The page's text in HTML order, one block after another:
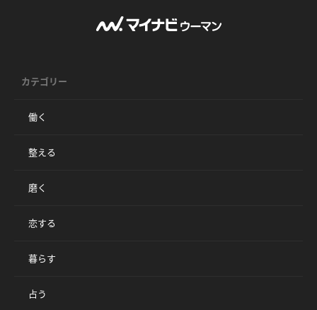
カテゴリー
働く
整える
磨く
恋する
暮らす
占う